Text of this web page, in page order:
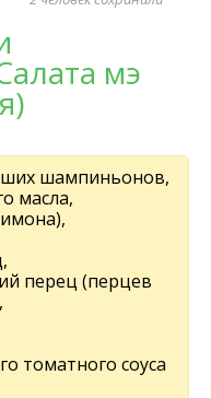
мэ
шампиньонов,
масла,
перец (перцев
томатного соуса